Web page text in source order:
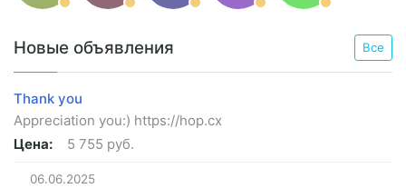
Новые объявления Все
Thank you
Appreciation you:) https://hop.cx
Цена:
5 755 руб.
06.06.2025